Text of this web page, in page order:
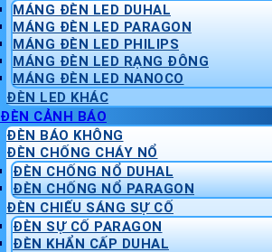
MÁNG ĐÈN LED DUHAL
MÁNG ĐÈN LED PARAGON
MÁNG ĐÈN LED PHILIPS
MÁNG ĐÈN LED RẠNG ĐÔNG
MÁNG ĐÈN LED NANOCO
ĐÈN LED KHÁC
ĐÈN CẢNH BÁO
ĐÈN BÁO KHÔNG
ĐÈN CHỐNG CHÁY NỔ
ĐÈN CHỐNG NỔ DUHAL
ĐÈN CHỐNG NỔ PARAGON
ĐÈN CHIẾU SÁNG SỰ CỐ
ĐÈN SỰ CỐ PARAGON
ĐÈN KHẨN CẤP DUHAL